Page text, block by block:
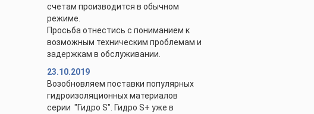
счетам производится в обычном
режиме.
Просьба отнестись с пониманием к
возможным техническим проблемам и
задержкам в обслуживании.
23.10.2019
Возобновляем поставки популярных
гидроизоляционных материалов
серии "Гидро S". Гидро S+ уже в